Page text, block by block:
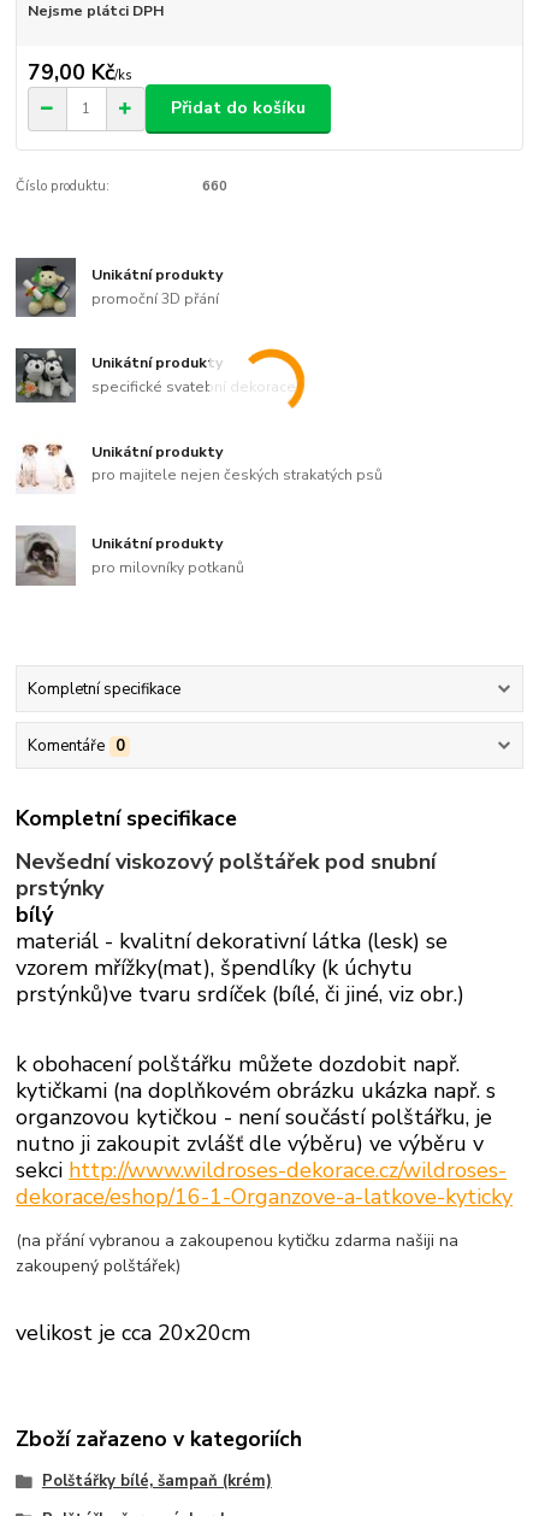
Nejsme plátci DPH
79,00 Kč/ks
Přidat do košíku
Číslo produktu: 660
Unikátní produkty
promoční 3D přání
Unikátní produkty
specifické svatební dekorace
Unikátní produkty
pro majitele nejen českých strakatých psů
Unikátní produkty
pro milovníky potkanů
Kompletní specifikace
Komentáře 0
Kompletní specifikace
Nevšední viskozový polštářek pod snubní
prstýnky
bílý
materiál - kvalitní dekorativní látka (lesk) se
vzorem mřížky(mat), špendlíky (k úchytu
prstýnků)ve tvaru srdíček (bílé, či jiné, viz obr.)
k obohacení polštářku můžete dozdobit např.
kytičkami (na doplňkovém obrázku ukázka např. s
organzovou kytičkou - není součástí polštářku, je
nutno ji zakoupit zvlášť dle výběru) ve výběru v
sekci http://www.wildroses-dekorace.cz/wildroses-
dekorace/eshop/16-1-Organzove-a-latkove-kyticky
(na přání vybranou a zakoupenou kytičku zdarma našiji na
zakoupený polštářek)
velikost je cca 20x20cm
Zboží zařazeno v kategoriích
Polštářky bílé, šampaň (krém)